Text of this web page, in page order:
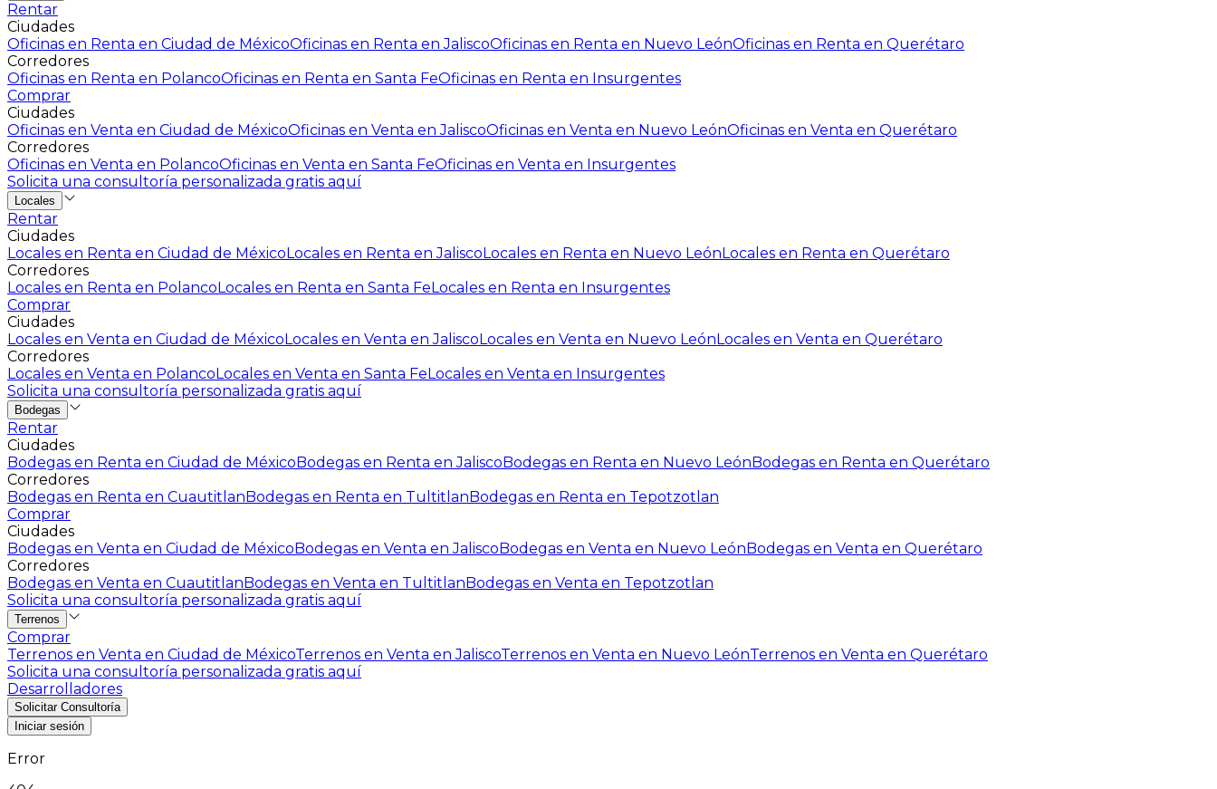
Rentar
Ciudades
Oficinas en Renta en Ciudad de MéxicoOficinas en Renta en JaliscoOficinas en Renta en Nuevo LeónOficinas en Renta en Querétaro
Corredores
Oficinas en Renta en PolancoOficinas en Renta en Santa FeOficinas en Renta en Insurgentes
Comprar
Ciudades
Oficinas en Venta en Ciudad de MéxicoOficinas en Venta en JaliscoOficinas en Venta en Nuevo LeónOficinas en Venta en Querétaro
Corredores
Oficinas en Venta en PolancoOficinas en Venta en Santa FeOficinas en Venta en Insurgentes
Solicita una consultoría personalizada gratis aquí
Locales
Rentar
Ciudades
Locales en Renta en Ciudad de MéxicoLocales en Renta en JaliscoLocales en Renta en Nuevo LeónLocales en Renta en Querétaro
Corredores
Locales en Renta en PolancoLocales en Renta en Santa FeLocales en Renta en Insurgentes
Comprar
Ciudades
Locales en Venta en Ciudad de MéxicoLocales en Venta en JaliscoLocales en Venta en Nuevo LeónLocales en Venta en Querétaro
Corredores
Locales en Venta en PolancoLocales en Venta en Santa FeLocales en Venta en Insurgentes
Solicita una consultoría personalizada gratis aquí
Bodegas
Rentar
Ciudades
Bodegas en Renta en Ciudad de MéxicoBodegas en Renta en JaliscoBodegas en Renta en Nuevo LeónBodegas en Renta en Querétaro
Corredores
Bodegas en Renta en CuautitlanBodegas en Renta en TultitlanBodegas en Renta en Tepotzotlan
Comprar
Ciudades
Bodegas en Venta en Ciudad de MéxicoBodegas en Venta en JaliscoBodegas en Venta en Nuevo LeónBodegas en Venta en Querétaro
Corredores
Bodegas en Venta en CuautitlanBodegas en Venta en TultitlanBodegas en Venta en Tepotzotlan
Solicita una consultoría personalizada gratis aquí
Terrenos
Comprar
Terrenos en Venta en Ciudad de MéxicoTerrenos en Venta en JaliscoTerrenos en Venta en Nuevo LeónTerrenos en Venta en Querétaro
Solicita una consultoría personalizada gratis aquí
Desarrolladores
Solicitar Consultoría
Iniciar sesión
Error